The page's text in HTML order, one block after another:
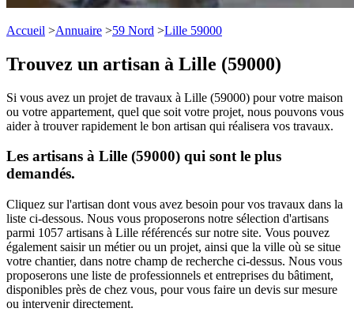
Accueil >Annuaire >59 Nord >Lille 59000
Trouvez un artisan à Lille (59000)
Si vous avez un projet de travaux à Lille (59000) pour votre maison
ou votre appartement, quel que soit votre projet, nous pouvons vous
aider à trouver rapidement le bon artisan qui réalisera vos travaux.
Les artisans à Lille (59000) qui sont le plus
demandés.
Cliquez sur l'artisan dont vous avez besoin pour vos travaux dans la
liste ci-dessous. Nous vous proposerons notre sélection d'artisans
parmi 1057 artisans à Lille référencés sur notre site. Vous pouvez
également saisir un métier ou un projet, ainsi que la ville où se situe
votre chantier, dans notre champ de recherche ci-dessus. Nous vous
proposerons une liste de professionnels et entreprises du bâtiment,
disponibles près de chez vous, pour vous faire un devis sur mesure
ou intervenir directement.